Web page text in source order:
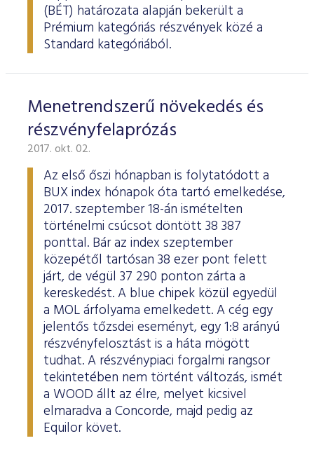
ESG Útmutató
(BÉT) határozata alapján bekerült a
Prémium kategóriás részvények közé a
Standard kategóriából.
Menetrendszerű növekedés és
részvényfelaprózás
2017. okt. 02.
Az első őszi hónapban is folytatódott a
BUX index hónapok óta tartó emelkedése,
2017. szeptember 18-án ismételten
történelmi csúcsot döntött 38 387
ponttal. Bár az index szeptember
közepétől tartósan 38 ezer pont felett
járt, de végül 37 290 ponton zárta a
kereskedést. A blue chipek közül egyedül
a MOL árfolyama emelkedett. A cég egy
jelentős tőzsdei eseményt, egy 1:8 arányú
részvényfelosztást is a háta mögött
tudhat. A részvénypiaci forgalmi rangsor
tekintetében nem történt változás, ismét
a WOOD állt az élre, melyet kicsivel
elmaradva a Concorde, majd pedig az
Equilor követ.